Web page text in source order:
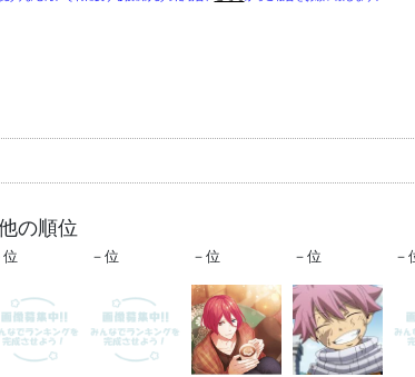
の順位
位 －位 －位 －位 －